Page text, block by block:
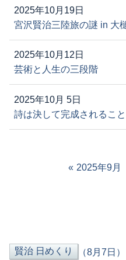
2025年10月19日
宮沢賢治三陸旅の謎 in 大
2025年10月12日
芸術と人生の三段階
2025年10月 5日
詩は決して完成されるこ
2025年9月
（8月7日）